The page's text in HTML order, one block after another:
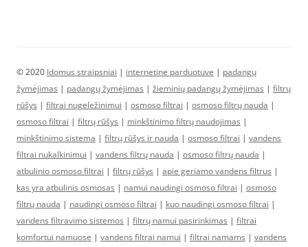
© 2020 Idomus straipsniai | internetine parduotuve | padangų
žymėjimas | padangų žymėjimas | žieminių padangų žymėjimas | filtrų
rūšys | filtrai nugeležinimui | osmoso filtrai | osmoso filtrų nauda |
osmoso filtrai | filtrų rūšys | minkštinimo filtrų naudojimas |
minkštinimo sistema | filtrų rūšys ir nauda | osmoso filtrai | vandens
filtrai nukalkinimui | vandens filtrų nauda | osmoso filtrų nauda |
atbulinio osmoso filtrai | filtrų rūšys | apie geriamo vandens filtrus |
kas yra atbulinis osmosas | namui naudingi osmoso filtrai | osmoso
filtrų nauda | naudingi osmoso filtrai | kuo naudingi osmoso filtrai |
vandens filtravimo sistemos | filtrų namui pasirinkimas | filtrai
komfortui namuose | vandens filtrai namui | filtrai namams | vandens